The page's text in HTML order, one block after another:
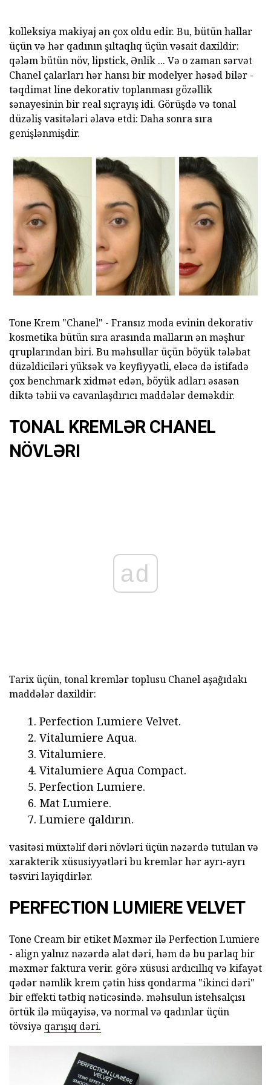
kolleksiya makiyaj ən çox oldu edir. Bu, bütün hallar
üçün və hər qadının şıltaqlıq üçün vəsait daxildir:
qələm bütün növ, lipstick, Ənlik ... Və o zaman sərvət
Chanel çalarları hər hansı bir modelyer həsəd bilər -
təqdimat line dekorativ toplanması gözəllik
sənayesinin bir real sıçrayış idi. Görüşdə və tonal
düzəliş vasitələri əlavə etdi: Daha sonra sıra
genişlənmişdir.
Tone Krem "Chanel" - Fransız moda evinin dekorativ
kosmetika bütün sıra arasında malların ən məşhur
qruplarından biri. Bu məhsullar üçün böyük tələbat
düzəldiciləri yüksək və keyfiyyətli, eləcə də istifadə
çox benchmark xidmət edən, böyük adları əsasən
diktə təbii və cavanlaşdırıcı maddələr deməkdir.
TONAL KREMLƏR CHANEL
NÖVLƏRI
ad
Tarix üçün, tonal kremlər toplusu Chanel aşağıdakı
maddələr daxildir:
Perfection Lumiere Velvet.
Vitalumiere Aqua.
Vitalumiere.
Vitalumiere Aqua Compact.
Perfection Lumiere.
Mat Lumiere.
Lumiere qaldırın.
vasitəsi müxtəlif dəri növləri üçün nəzərdə tutulan və
xarakterik xüsusiyyətləri bu kremlər hər ayrı-ayrı
təsviri layiqdirlər.
PERFECTION LUMIERE VELVET
Tone Cream bir etiket Məxmər ilə Perfection Lumiere
- align yalnız nəzərdə alət dəri, həm də bu parlaq bir
məxmər faktura verir. görə xüsusi ardıcıllıq və kifayət
qədər nəmlik krem çətin hiss qondarma "ikinci dəri"
bir effekti tətbiq nəticəsində. məhsulun istehsalçısı
örtük ilə müqayisə, və normal və qadınlar üçün
tövsiyə qarışıq dəri.